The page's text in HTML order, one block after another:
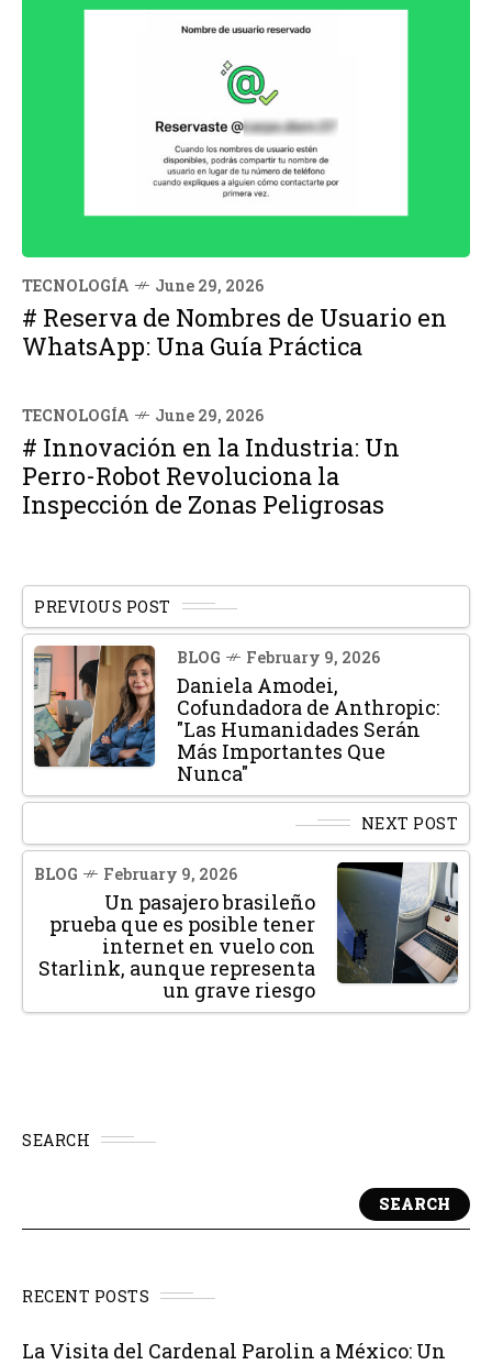
TECNOLOGÍA June 29, 2026
# Reserva de Nombres de Usuario en
WhatsApp: Una Guía Práctica
TECNOLOGÍA June 29, 2026
# Innovación en la Industria: Un
Perro-Robot Revoluciona la
Inspección de Zonas Peligrosas
PREVIOUS POST
BLOG February 9, 2026
Daniela Amodei,
Cofundadora de Anthropic:
"Las Humanidades Serán
Más Importantes Que
Nunca"
NEXT POST
BLOG February 9, 2026
Un pasajero brasileño
prueba que es posible tener
internet en vuelo con
Starlink, aunque representa
un grave riesgo
SEARCH
SEARCH
RECENT POSTS
La Visita del Cardenal Parolin a México: Un